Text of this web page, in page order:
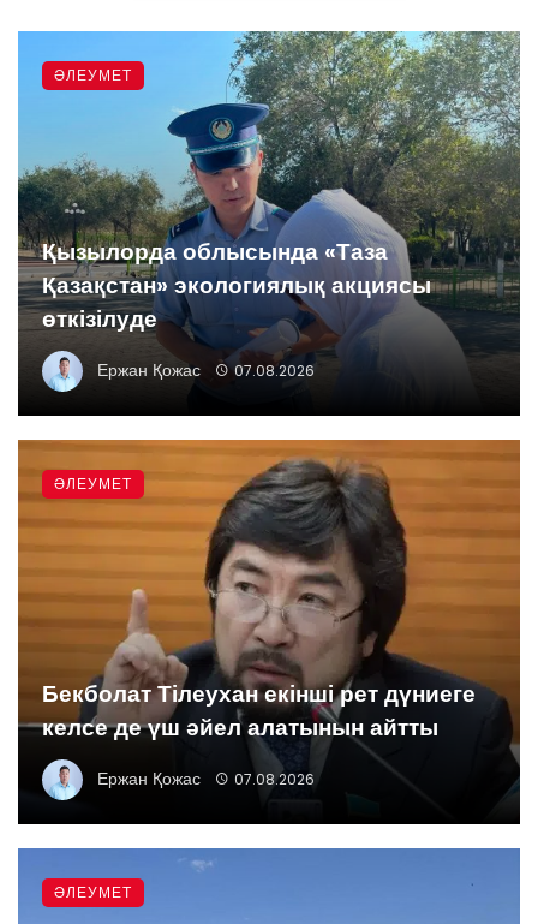
Қызылорда облысында «Таза
Қазақстан» экологиялық акциясы
өткізілуде
Ержан Қожас 07.08.2026
ӘЛЕУМЕТ
Бекболат Тілеухан екінші рет дүниеге
келсе де үш әйел алатынын айтты
Ержан Қожас 07.08.2026
ӘЛЕУМЕТ
ӘЛЕУМЕТ